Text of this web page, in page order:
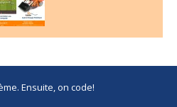
Ensuite, on code!